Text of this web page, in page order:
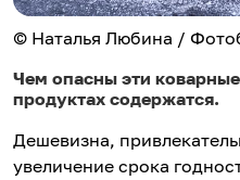
© Наталья Любина /
Чем опасны эти
продуктах содержатся.
Дешевизна,
увеличение срока